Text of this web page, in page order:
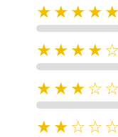
★★★★★
★★★★☆
★★★☆☆
★★☆☆☆